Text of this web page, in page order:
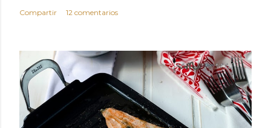
Compartir 12 comentarios